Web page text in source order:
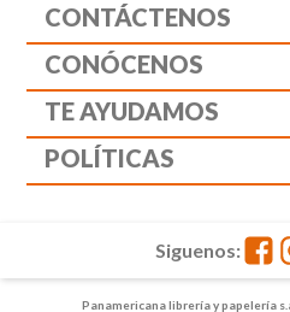
CONTÁCTENOS
CONÓCENOS
TE AYUDAMOS
POLÍTICAS
Panamericana librería y papelería
Siguenos: